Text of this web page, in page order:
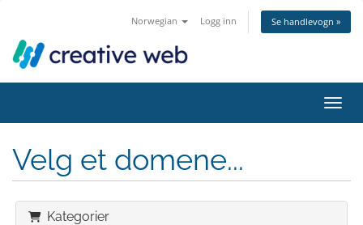
Norwegian Logg inn Se handlevogn »
Bytt
Velg et domene...
Kategorier